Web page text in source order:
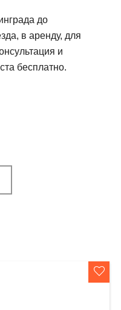
до
в аренду, для
и
бесплатно.